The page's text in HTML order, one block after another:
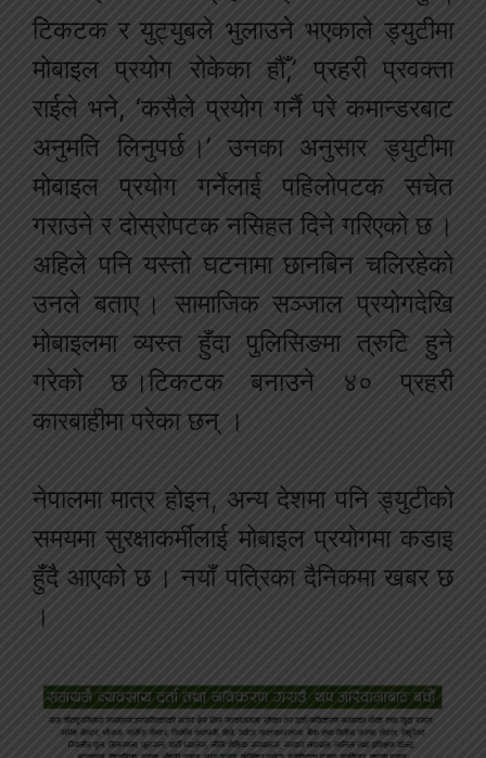
टिकटक र युट्युबले भुलाउने भएकाले ड्युटीमा
मोबाइल प्रयोग रोकेका हौँ,’ प्रहरी प्रवक्ता
राईले भने, ‘कसैले प्रयोग गर्नै परे कमान्डरबाट
अनुमति लिनुपर्छ ।’ उनका अनुसार ड्युटीमा
मोबाइल प्रयोग गर्नेलाई पहिलोपटक सचेत
गराउने र दोस्रोपटक नसिहत दिने गरिएको छ ।
अहिले पनि यस्तो घटनामा छानबिन चलिरहेको
उनले बताए । सामाजिक सञ्जाल प्रयोगदेखि
मोबाइलमा व्यस्त हुँदा पुलिसिङमा त्रुटि हुने
गरेको छ ।टिकटक बनाउने ४० प्रहरी
कारबाहीमा परेका छन् ।
नेपालमा मात्र होइन, अन्य देशमा पनि ड्युटीको
समयमा सुरक्षाकर्मीलाई मोबाइल प्रयोगमा कडाइ
हुँदै आएको छ । नयाँ पत्रिका दैनिकमा खबर छ
।